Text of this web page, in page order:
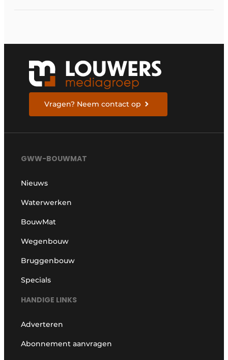
Vragen? Neem contact op
GWW-BOUWMAT
Nieuws
Waterwerken
BouwMat
Wegenbouw
Bruggenbouw
Specials
HANDIGE LINKS
Adverteren
Abonnement aanvragen